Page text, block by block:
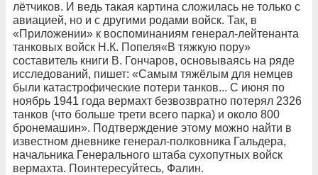
лётчиков. И ведь такая картина сложилась не только с
авиацией, но и с другими родами войск. Так, в
«Приложении» к воспоминаниям генерал-лейтенанта
танковых войск Н.К. Попеля«В тяжкую пору»
составитель книги В. Гончаров, основыва­ясь на ряде
исследований, пишет: «Самым тяжёлым для немцев
были катастрофические потери танков... С июня по
ноябрь 1941 года вермахт безвозвратно потерял 2326
тан­ков (что больше трети всего парка) и около 800
бронемашин». Подтверждение этому можно найти в
известном дневнике генерал-полковника Гальдера,
начальника Генерального штаба сухопутных войск
вермахта. Поинтересуйтесь, Фалин.